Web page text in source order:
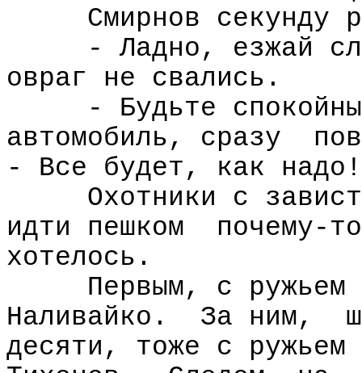
Смирнов секунду
- Ладно, езжай
овраг не свались.
- Будьте
автомобиль, сразу
- Все будет, как надо!
Охотники с
идти пешком
почему-то
хотелось.
Первым, с ружьем
Наливайко.
За ним,
десяти, тоже с ружьем